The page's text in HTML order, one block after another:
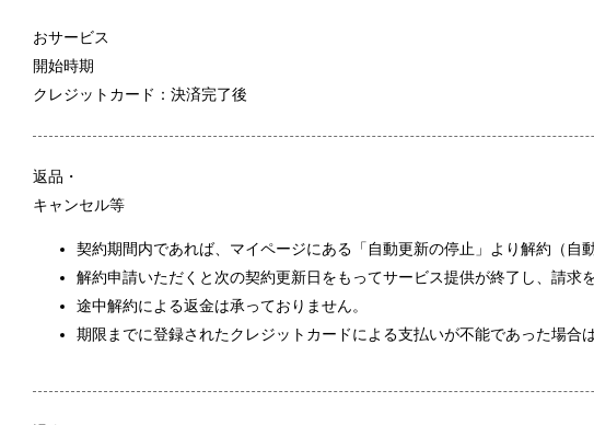
おサービス
開始時期
クレジットカード：決済完了後
返品・
キャンセル等
契約期間内であれば、マイページにある「自動更新の停止」より解約（自
解約申請いただくと次の契約更新日をもってサービス提供が終了し、請求
途中解約による返金は承っておりません。
期限までに登録されたクレジットカードによる支払いが不能であった場合